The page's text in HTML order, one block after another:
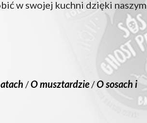
w swojej kuchni dzięki naszym
/O musztardzie/O sosach i